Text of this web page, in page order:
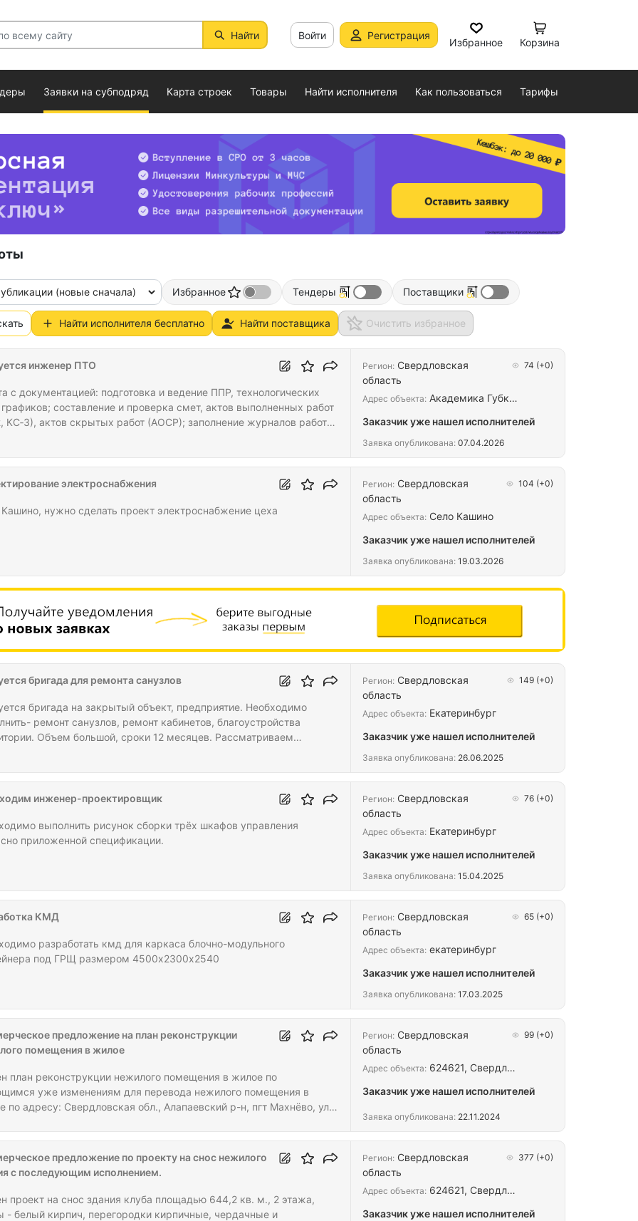
Найти Войти Регистрация
Избранное Корзина
Заявки на субподряд Карта строек Товары Найти исполнителя Как пользоваться Тарифы
(новые сначала) Избранное Тендеры Поставщики
Найти исполнителя бесплатно Найти поставщика Очистить избранное
инженер ПТО
с документацией: подготовка и ведение ППР, технологических
графиков; составление и проверка смет, актов выполненных работ
КС‑3), актов скрытых работ (АОСР); заполнение журналов работ
работ проекту и нормативам (СП, СНиП, ГОСТ); мониторинг
качества и технологии выполнения; фиксация отклонений и
Регион: Свердловская
область
74 (+0)
Адрес объекта: Академика Губк…
Заказчик уже нашел исполнителей
Заявка опубликована: 07.04.2026
электроснабжения
нужно сделать проект электроснабжение цеха
Регион: Свердловская
область
104 (+0)
Адрес объекта: Село Кашино
Заказчик уже нашел исполнителей
Заявка опубликована: 19.03.2026
бригада для ремонта санузлов
бригада на закрытый объект, предприятие. Необходимо
ремонт санузлов, ремонт кабинетов, благоустройства
Объем большой, сроки 12 месяцев. Рассматриваем
Регион: Свердловская
область
149 (+0)
Адрес объекта: Екатеринбург
Заказчик уже нашел исполнителей
Заявка опубликована: 26.06.2025
инженер-проектировщик
выполнить рисунок сборки трёх шкафов управления
приложенной спецификации.
Регион: Свердловская
область
76 (+0)
Адрес объекта: Екатеринбург
Заказчик уже нашел исполнителей
Заявка опубликована: 15.04.2025
КМД
разработать кмд для каркаса блочно-модульного
под ГРЩ размером 4500х2300х2540
Регион: Свердловская
область
65 (+0)
Адрес объекта: екатеринбург
Заказчик уже нашел исполнителей
Заявка опубликована: 17.03.2025
предложение на план реконструкции
помещения в жилое
план реконструкции нежилого помещения в жилое по
уже изменениям для перевода нежилого помещения в
по адресу: Свердловская обл., Алапаевский р-н, пгт Махнёво, ул.
на электронную почту:
Регион: Свердловская
область
99 (+0)
Адрес объекта: 624621, Свердл…
Заказчик уже нашел исполнителей
Заявка опубликована: 22.11.2024
предложение по проекту на снос нежилого
с последующим исполнением.
проект на снос здания клуба площадью 644,2 кв. м., 2 этажа,
- белый кирпич, перегородки кирпичные, чердачные и
Регион: Свердловская
область
377 (+0)
Адрес объекта: 624621, Свердл…
Заказчик уже нашел исполнителей